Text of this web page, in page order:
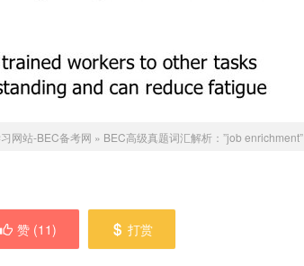
网站-BEC备考网 » BEC高级真题词汇解析：”job enrichment”
赞 (11) 打赏